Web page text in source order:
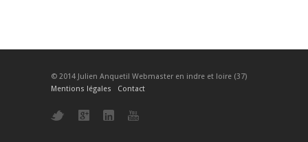
© 2014 Julien Anquetil Webmaster en indre et loire (37)
Mentions légales
Contact